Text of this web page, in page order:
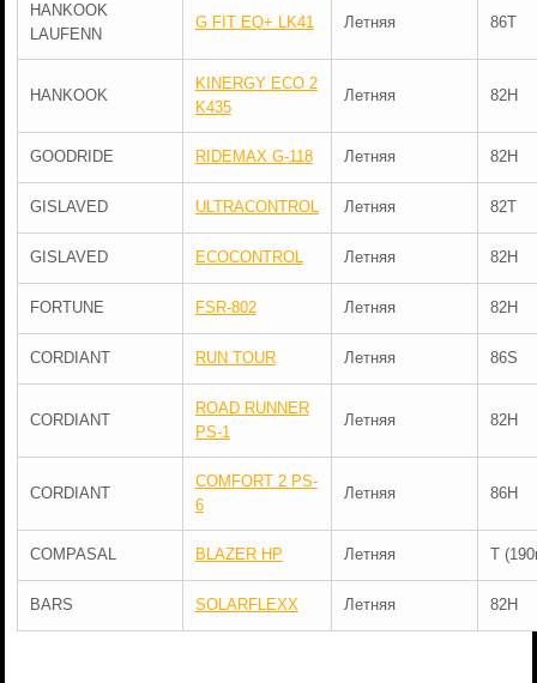
HANKOOK
LAUFENN
G FIT EQ+ LK41 Летняя 86T
HANKOOK
KINERGY ECO 2
K435
Летняя 82H
GOODRIDE RIDEMAX G-118 Летняя 82H
GISLAVED ULTRACONTROL Летняя 82T
GISLAVED ECOCONTROL Летняя 82H
FORTUNE FSR-802 Летняя 82H
CORDIANT RUN TOUR Летняя 86S
CORDIANT
ROAD RUNNER
PS-1
Летняя 82H
CORDIANT
COMFORT 2 PS-
6
Летняя 86H
COMPASAL BLAZER HP Летняя T
BARS SOLARFLEXX Летняя 82H